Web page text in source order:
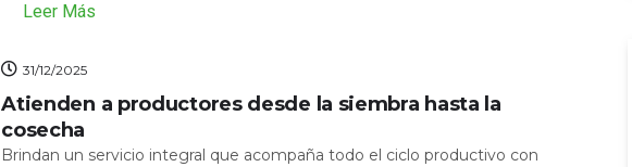
Leer Más
31/12/2025
Atienden a productores desde la siembra hasta la
cosecha
Brindan un servicio integral que acompaña todo el ciclo productivo con